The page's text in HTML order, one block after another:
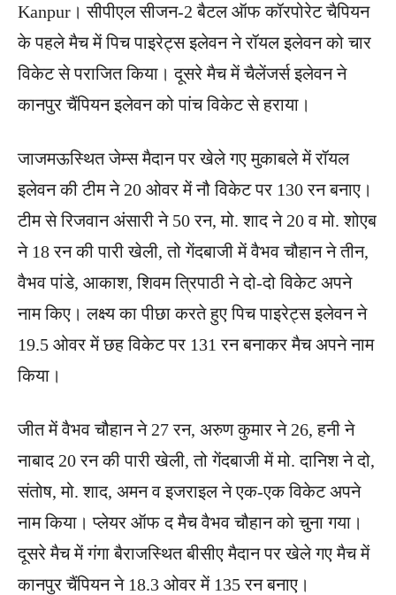
Kanpur। सीपीएल सीजन-2 बैटल ऑफ कॉरपोरेट चैपियन
के पहले मैच में पिच पाइरेट्स इलेवन ने रॉयल इलेवन को चार
विकेट से पराजित किया। दूसरे मैच में चैलेंजर्स इलेवन ने
कानपुर चैंपियन इलेवन को पांच विकेट से हराया।
जाजमऊ​स्थित जेम्स मैदान पर खेले गए मुकाबले में रॉयल
इलेवन की टीम ने 20 ओवर में नौ विकेट पर 130 रन बनाए।
टीम से रिजवान अंसारी ने 50 रन, मो. शाद ने 20 व मो. शोएब
ने 18 रन की पारी खेली, तो गेंदबाजी में वैभव चौहान ने तीन,
वैभव पांडे, आकाश, ​शिवम त्रिपाठी ने दो-दो विकेट अपने
नाम किए। लक्ष्य का पीछा करते हुए पिच पाइरेट्स इलेवन ने
19.5 ओवर में छह विकेट पर 131 रन बनाकर मैच अपने नाम
किया।
जीत में वैभव चौहान ने 27 रन, अरुण कुमार ने 26, हनी ने
नाबाद 20 रन की पारी खेली, तो गेंदबाजी में मो. दानिश ने दो,
संतोष, मो. शाद, अमन व इजराइल ने एक-एक विकेट अपने
नाम किया। प्लेयर ऑफ द मैच वैभव चौहान को चुना गया।
दूसरे मैच में गंगा बैराज​स्थित बीसीए मैदान पर खेले गए मैच में
कानपुर चैंपियन ने 18.3 ओवर में 135 रन बनाए।